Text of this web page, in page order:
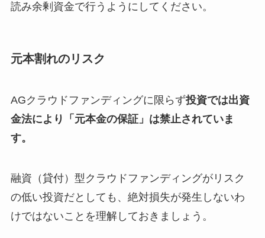
読み余剰資金で行うようにしてください。
元本割れのリスク
AGクラウドファンディングに限らず投資では出資
金法により「元本金の保証」は禁止されていま
す。
融資（貸付）型クラウドファンディングがリスク
の低い投資だとしても、絶対損失が発生しないわ
けではないことを理解しておきましょう。